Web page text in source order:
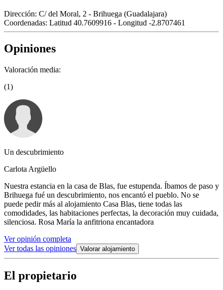
Dirección: C/ del Moral, 2 - Brihuega (Guadalajara)
Coordenadas: Latitud 40.7609916 - Longitud -2.8707461
Opiniones
Valoración media:
(1)
Un descubrimiento
Carlota Argüello
Nuestra estancia en la casa de Blas, fue estupenda. Íbamos de paso y
Brihuega fué un descubrimiento, nos encantó el pueblo. No se
puede pedir más al alojamiento Casa Blas, tiene todas las
comodidades, las habitaciones perfectas, la decoración muy cuidada,
silenciosa. Rosa María la anfitriona encantadora
Ver opinión completa
Ver todas las opiniones Valorar alojamiento
El propietario